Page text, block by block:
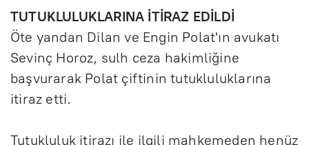
TUTUKLULUKLARINA İTİRAZ EDİLDİ
Öte yandan Dilan ve Engin Polat'ın avukatı
Sevinç Horoz, sulh ceza hakimliğine
başvurarak Polat çiftinin tutukluluklarına
itiraz etti.
Tutukluluk itirazı ile ilgili mahkemeden henüz